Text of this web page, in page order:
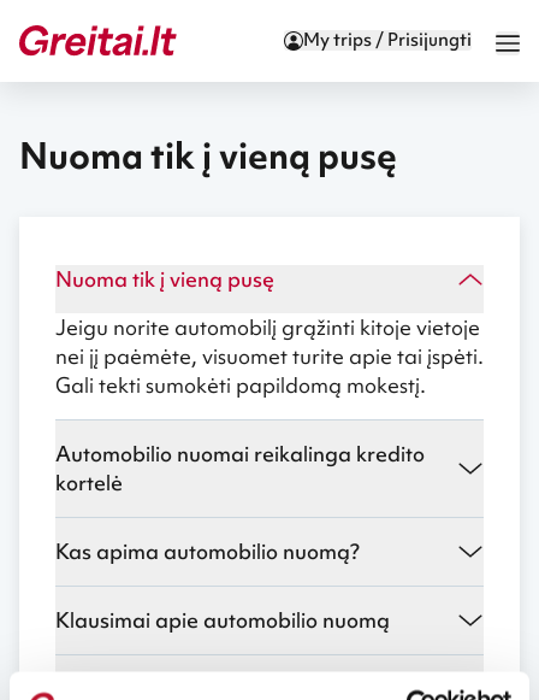
My trips / Prisijungti
Nuoma tik į vieną pusę
Nuoma tik į vieną pusę
Jeigu norite automobilį grąžinti kitoje vietoje
nei jį paėmėte, visuomet turite apie tai įspėti.
Gali tekti sumokėti papildomą mokestį.
Automobilio nuomai reikalinga kredito
kortelė
Kas apima automobilio nuomą?
Klausimai apie automobilio nuomą